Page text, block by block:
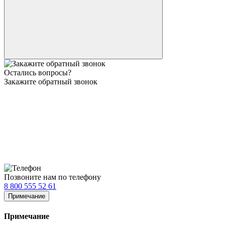
Остались вопросы?
Закажите обратный звонок
Позвоните нам по телефону
8 800 555 52 61
Примечание
Примечание